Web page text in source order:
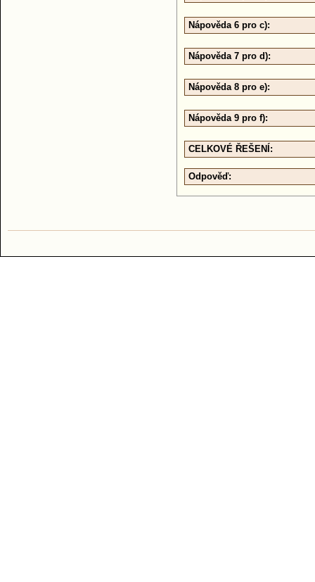
Nápověda 6 pro c):
Nápověda 7 pro d):
Nápověda 8 pro e):
Nápověda 9 pro f):
CELKOVÉ ŘEŠENÍ:
Odpověď: